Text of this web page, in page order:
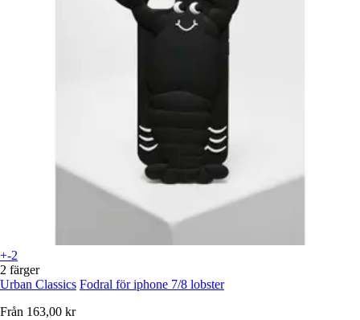
+-2
2 färger
Urban Classics Fodral för iphone 7/8 lobster
Från 163,00 kr